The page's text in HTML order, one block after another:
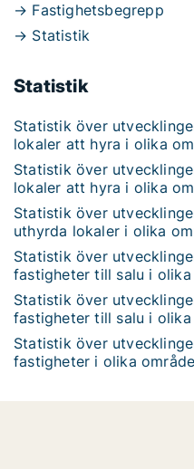
→ Fastighetsbegrepp
→ Statistik
Statistik
Statistik över
lokaler att hyra i olika
Statistik över
lokaler att hyra i olika
Statistik över
uthyrda lokaler i olika
Statistik över
fastigheter till salu i
Statistik över
fastigheter till salu i
Statistik över
fastigheter i olika